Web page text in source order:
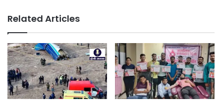
Related Articles